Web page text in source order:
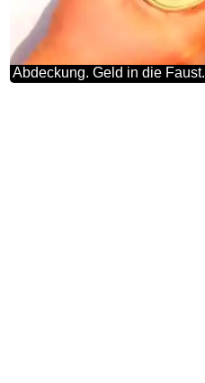
Abdeckung. Geld in die Faust.